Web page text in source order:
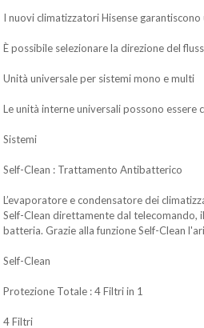
I nuovi climatizzatori Hisense
È possibile selezionare la direzione del
Unità universale per sistemi mono e multi
Le unità interne universali possono
Sistemi
Self-Clean : Trattamento Antibatterico
L’evaporatore e condensatore dei
Self-Clean direttamente dal telecomando,
batteria. Grazie alla funzione Self-Clean
Self-Clean
Protezione Totale : 4 Filtri in 1
4 Filtri